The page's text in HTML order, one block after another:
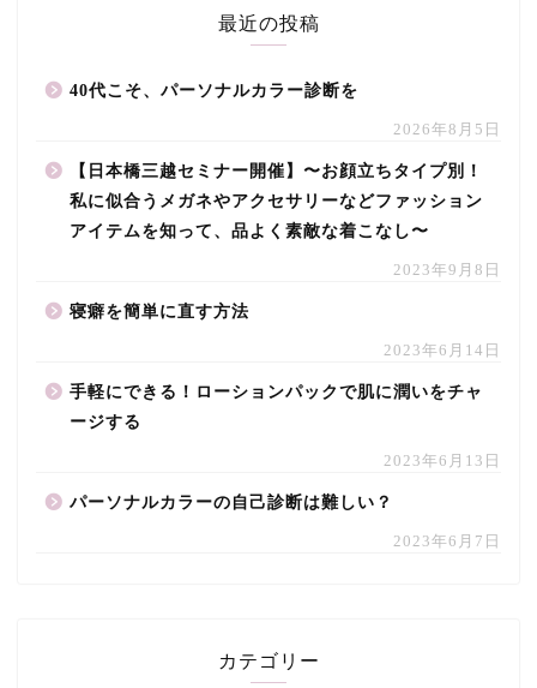
最近の投稿
40代こそ、パーソナルカラー診断を
2026年8月5日
【日本橋三越セミナー開催】〜お顔立ちタイプ別！
私に似合うメガネやアクセサリーなどファッション
アイテムを知って、品よく素敵な着こなし〜
2023年9月8日
寝癖を簡単に直す方法
2023年6月14日
手軽にできる！ローションパックで肌に潤いをチャ
ージする
2023年6月13日
パーソナルカラーの自己診断は難しい？
2023年6月7日
カテゴリー